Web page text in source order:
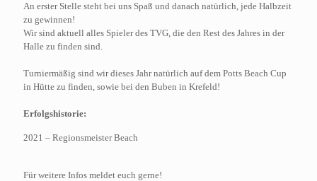
An erster Stelle steht bei uns Spaß und danach natürlich, jede Halbzeit
zu gewinnen!
Wir sind aktuell alles Spieler des TVG, die den Rest des Jahres in der
Halle zu finden sind.
Turniermäßig sind wir dieses Jahr natürlich auf dem Potts Beach Cup
in Hütte zu finden, sowie bei den Buben in Krefeld!
Erfolgshistorie:
2021 – Regionsmeister Beach
Für weitere Infos meldet euch gerne!